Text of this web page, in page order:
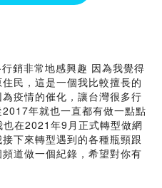
銷非常地感興趣 因為我覺得
民，這是一個我比較擅長的
疫情的催化，讓台灣很多行
年就也一直都有做一點點
在2021年9月正式轉型做網
下來轉型遇到的各種瓶頸跟
道做一個紀錄，希望對你有